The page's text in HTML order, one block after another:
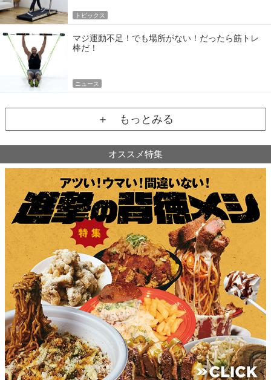
トピックス
マジ運動不足！でも場所がない！だったら筋トレ
棒だ！
ニュース
＋ もっとみる
オススメ特集